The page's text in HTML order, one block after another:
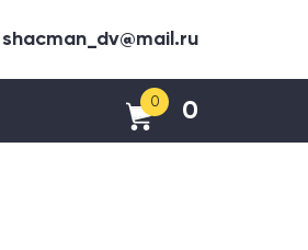
shacman_dv@mail.ru
0 0